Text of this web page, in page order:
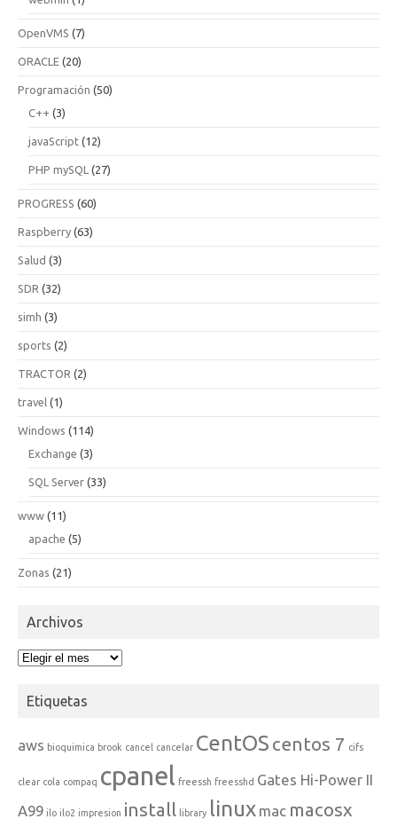
OpenVMS (7)
ORACLE (20)
Programación (50)
C++ (3)
javaScript (12)
PHP mySQL (27)
PROGRESS (60)
Raspberry (63)
Salud (3)
SDR (32)
simh (3)
sports (2)
TRACTOR (2)
travel (1)
Windows (114)
Exchange (3)
SQL Server (33)
www (11)
apache (5)
Zonas (21)
Archivos
Archivos
Etiquetas
aws bioquimica brook cancel cancelar CentOS centos 7 cifs
clear cola compaq cpanel freessh freesshd Gates Hi-Power II
A99 ilo ilo2 impresion install library linux mac macosx